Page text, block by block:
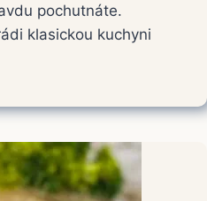
pochutnáte.
klasickou kuchyni